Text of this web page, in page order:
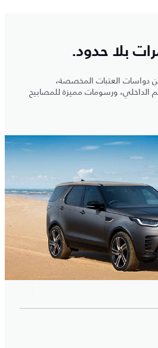
بلا حدود.
دواسات العتبات المخصصة،
الداخلي، ورسومات مميزة للمصابيح